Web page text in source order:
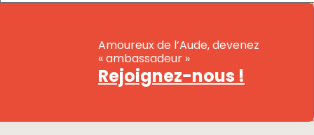
Amoureux de l’Aude, devenez
« ambassadeur »
Rejoignez-nous !